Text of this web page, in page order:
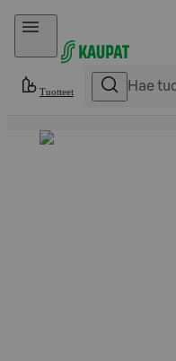
Hyppää sisältöön
Tuotteet